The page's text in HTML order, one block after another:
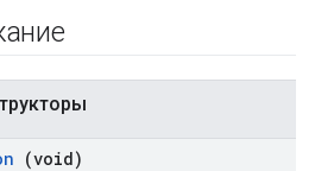
(void)